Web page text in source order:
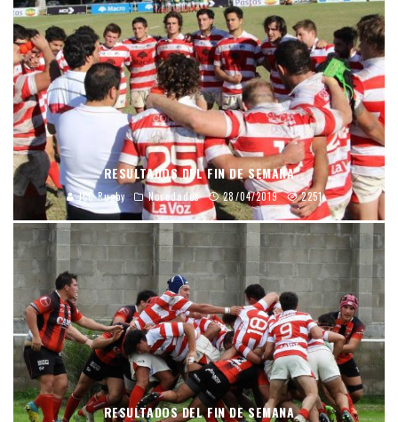
RESULTADOS DEL FIN DE SEMANA
JCC Rugby Novedades 28/04/2019 2251
RESULTADOS DEL FIN DE SEMANA